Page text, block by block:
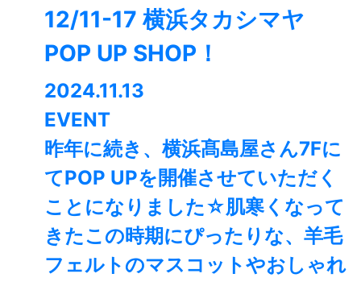
12/11-17 横浜タカシマヤ
POP UP SHOP！
2024.11.13
EVENT
昨年に続き、横浜髙島屋さん7Fに
てPOP UPを開催させていただく
ことになりました☆肌寒くなって
きたこの時期にぴったりな、羊毛
フェルトのマスコットやおしゃれ